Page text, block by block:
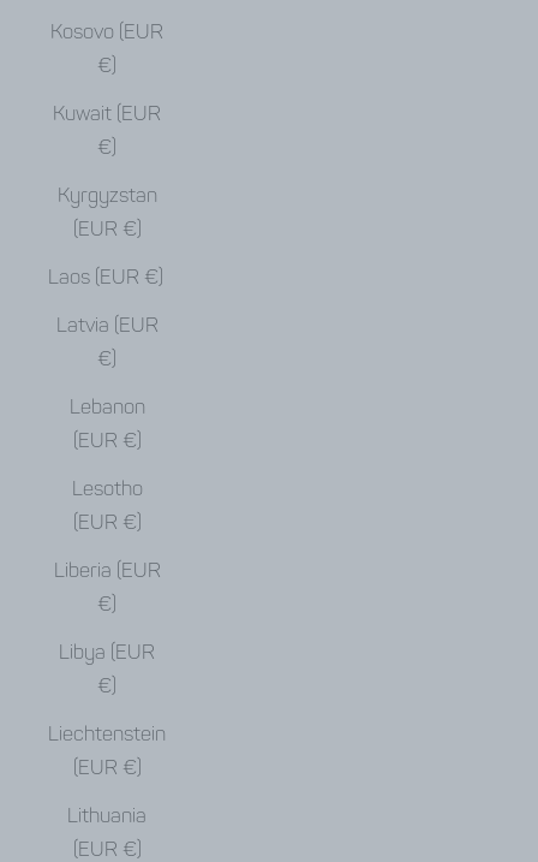
Kosovo (EUR
€)
Kuwait (EUR
€)
Kyrgyzstan
(EUR €)
Laos (EUR €)
Latvia (EUR
€)
Lebanon
(EUR €)
Lesotho
(EUR €)
Liberia (EUR
€)
Libya (EUR
€)
Liechtenstein
(EUR €)
Lithuania
(EUR €)